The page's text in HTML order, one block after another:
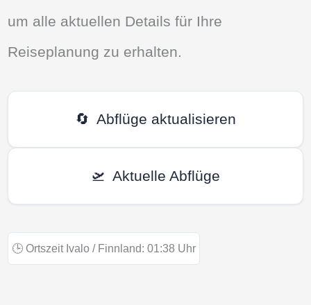
um alle aktuellen Details für Ihre
Reiseplanung zu erhalten.
🔄 Abflüge aktualisieren
🛫 Aktuelle Abflüge
🕒 Ortszeit Ivalo / Finnland: 01:38 Uhr